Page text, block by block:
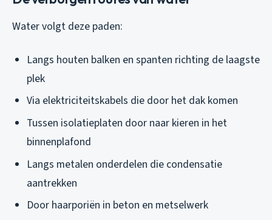
Water volgt deze paden:
Langs houten balken en spanten richting de laagste
plek
Via elektriciteitskabels die door het dak komen
Tussen isolatieplaten door naar kieren in het
binnenplafond
Langs metalen onderdelen die condensatie
aantrekken
Door haarporiën in beton en metselwerk